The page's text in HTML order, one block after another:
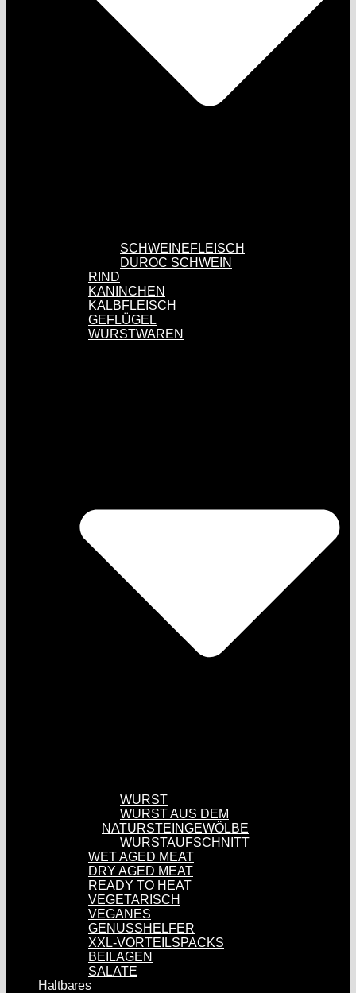
SCHWEINEFLEISCH
DUROC SCHWEIN
RIND
KANINCHEN
KALBFLEISCH
GEFLÜGEL
WURSTWAREN
WURST
WURST AUS DEM
NATURSTEINGEWÖLBE
WURSTAUFSCHNITT
WET AGED MEAT
DRY AGED MEAT
READY TO HEAT
VEGETARISCH
VEGANES
GENUSSHELFER
XXL-VORTEILSPACKS
BEILAGEN
SALATE
Haltbares